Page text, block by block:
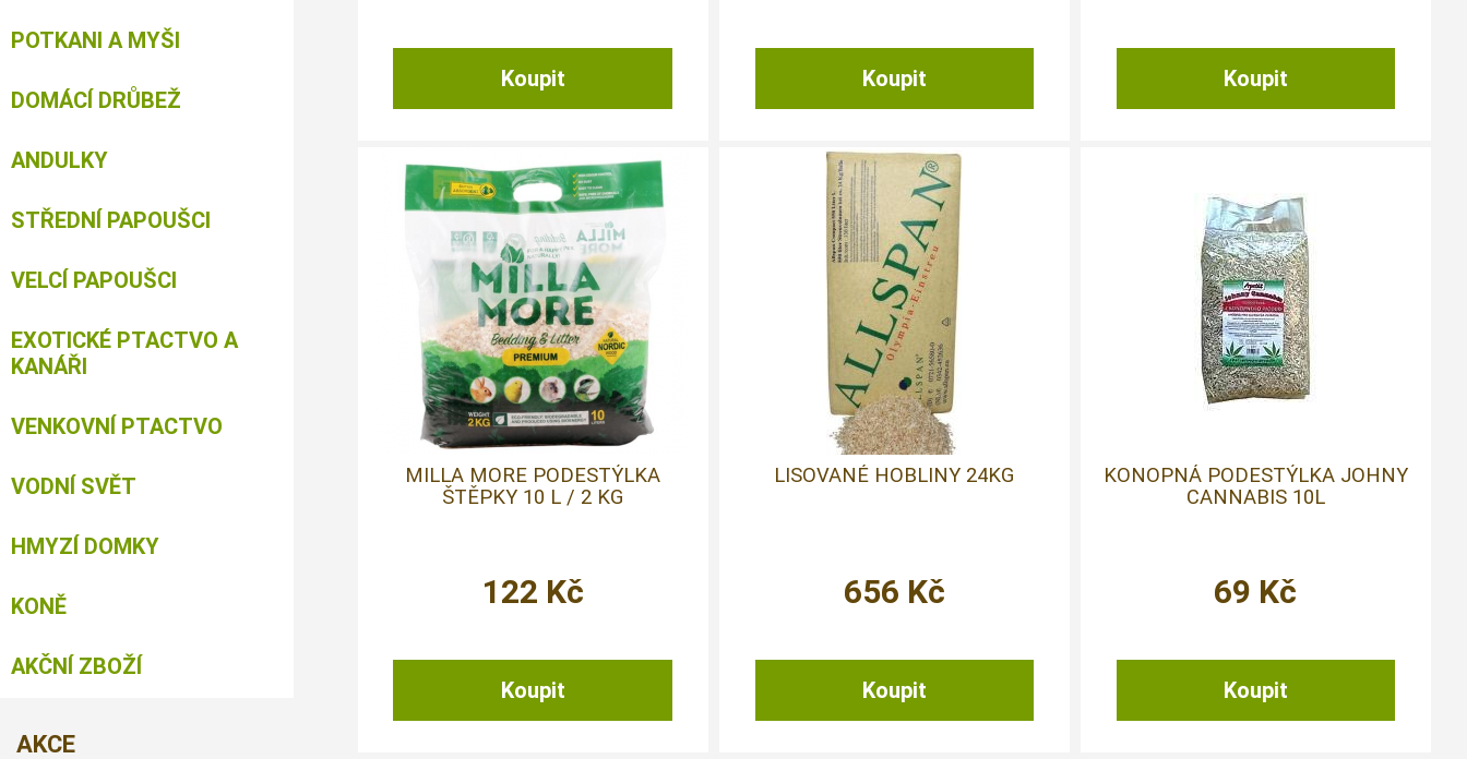
MILLA MORE PODESTÝLKA
ŠTĚPKY 10 L / 2 KG
122 Kč
LISOVANÉ HOBLINY 24KG
656 Kč
KONOPNÁ PODESTÝLKA JOHNY
CANNABIS 10L
69 Kč
POTKANI A MYŠI
DOMÁCÍ DRŮBEŽ
ANDULKY
STŘEDNÍ PAPOUŠCI
VELCÍ PAPOUŠCI
EXOTICKÉ PTACTVO A
KANÁŘI
VENKOVNÍ PTACTVO
VODNÍ SVĚT
HMYZÍ DOMKY
KONĚ
AKČNÍ ZBOŽÍ
AKCE